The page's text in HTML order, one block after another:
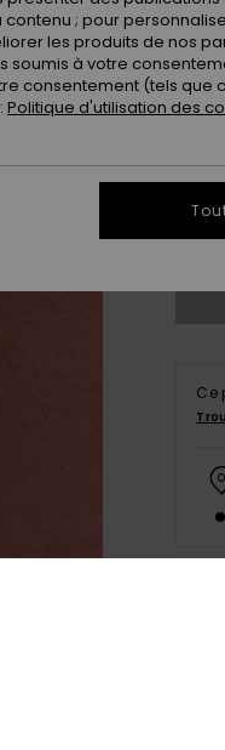
XS
Ce
; pour
les produits de nos
à votre
consentement (tels que
Politique d'utilisation des